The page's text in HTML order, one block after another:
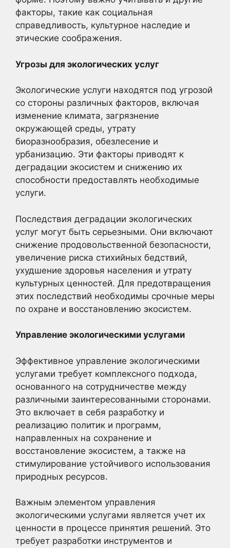
факторы, такие как социальная
справедливость, культурное наследие и
этические соображения.
Угрозы для экологических услуг
Экологические услуги находятся под угрозой
со стороны различных факторов, включая
изменение климата, загрязнение
окружающей среды, утрату
биоразнообразия, обезлесение и
урбанизацию. Эти факторы приводят к
деградации экосистем и снижению их
способности предоставлять необходимые
услуги.
Последствия деградации экологических
услуг могут быть серьезными. Они включают
снижение продовольственной безопасности,
увеличение риска стихийных бедствий,
ухудшение здоровья населения и утрату
культурных ценностей. Для предотвращения
этих последствий необходимы срочные меры
по охране и восстановлению экосистем.
Управление экологическими услугами
Эффективное управление экологическими
услугами требует комплексного подхода,
основанного на сотрудничестве между
различными заинтересованными сторонами.
Это включает в себя разработку и
реализацию политик и программ,
направленных на сохранение и
восстановление экосистем, а также на
стимулирование устойчивого использования
природных ресурсов.
Важным элементом управления
экологическими услугами является учет их
ценности в процессе принятия решений. Это
требует разработки инструментов и